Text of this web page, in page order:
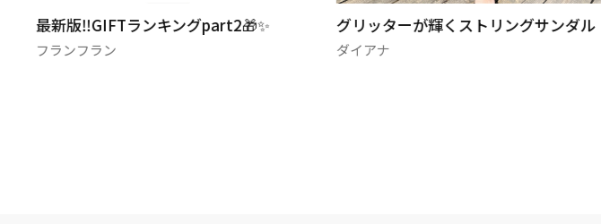
最新版‼️GIFTランキングpart2🎁✨
フランフラン
グリッターが輝くストリングサンダル
ダイアナ